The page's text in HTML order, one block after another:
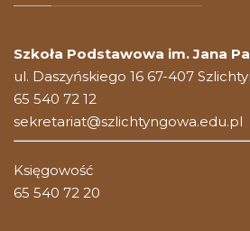
Szkoła Podstawowa im. Jana
ul. Daszyńskiego 16 67-407
65 540 72 12
sekretariat@szlichtyngowa.edu.pl
Księgowość
65 540 72 20